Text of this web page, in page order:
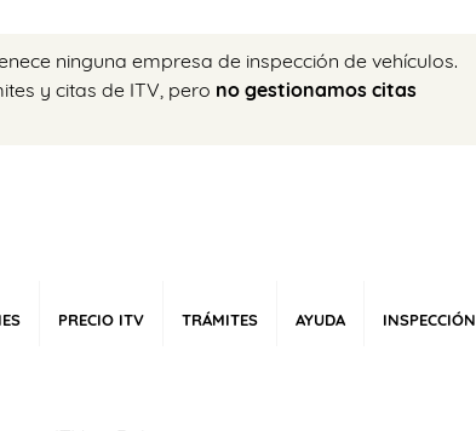
ninguna empresa de inspección de vehículos.
y citas de ITV, pero no gestionamos citas
PRECIO ITV TRÁMITES AYUDA INSPECCIÓN